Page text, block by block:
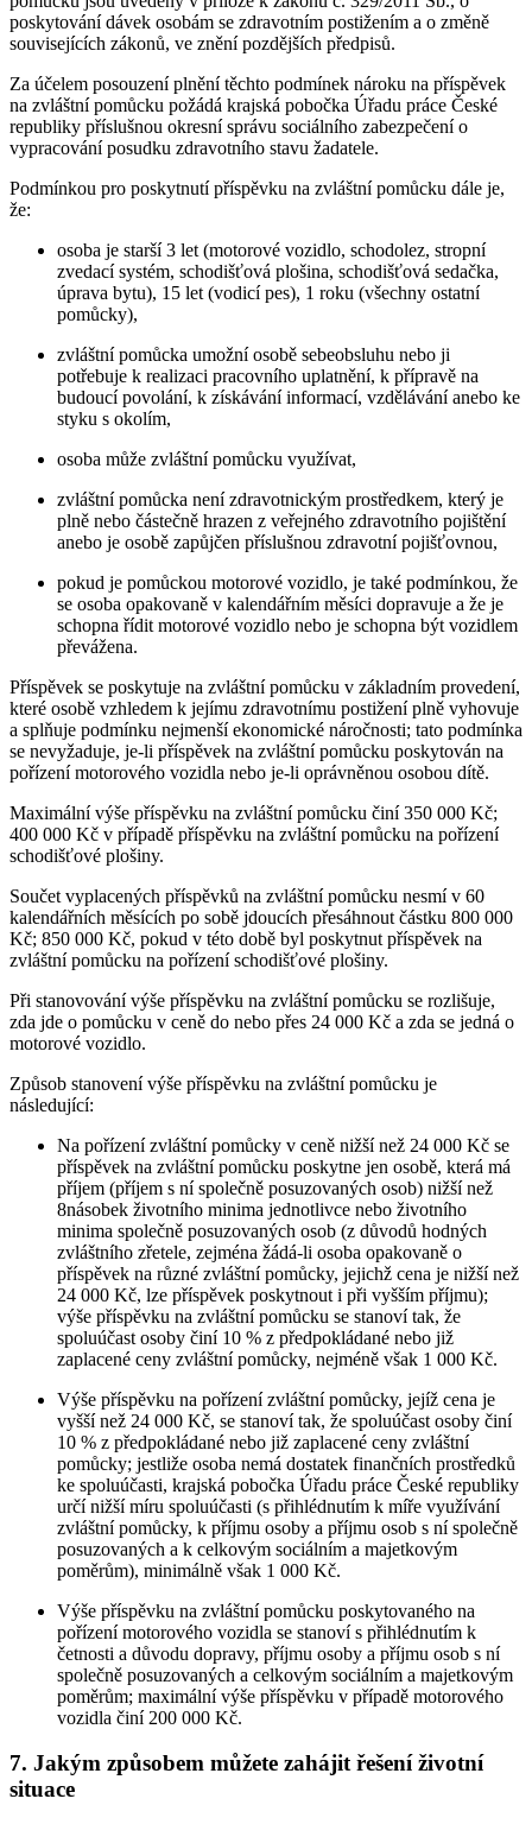
poskytování dávek osobám se zdravotním postižením a o změně
souvisejících zákonů, ve znění pozdějších předpisů.
Za účelem posouzení plnění těchto podmínek nároku na příspěvek
na zvláštní pomůcku požádá krajská pobočka Úřadu práce České
republiky příslušnou okresní správu sociálního zabezpečení o
vypracování posudku zdravotního stavu žadatele.
Podmínkou pro poskytnutí příspěvku na zvláštní pomůcku dále je,
že:
osoba je starší 3 let (motorové vozidlo, schodolez, stropní
zvedací systém, schodišťová plošina, schodišťová sedačka,
úprava bytu), 15 let (vodicí pes), 1 roku (všechny ostatní
pomůcky),
zvláštní pomůcka umožní osobě sebeobsluhu nebo ji
potřebuje k realizaci pracovního uplatnění, k přípravě na
budoucí povolání, k získávání informací, vzdělávání anebo ke
styku s okolím,
osoba může zvláštní pomůcku využívat,
zvláštní pomůcka není zdravotnickým prostředkem, který je
plně nebo částečně hrazen z veřejného zdravotního pojištění
anebo je osobě zapůjčen příslušnou zdravotní pojišťovnou,
pokud je pomůckou motorové vozidlo, je také podmínkou, že
se osoba opakovaně v kalendářním měsíci dopravuje a že je
schopna řídit motorové vozidlo nebo je schopna být vozidlem
převážena.
Příspěvek se poskytuje na zvláštní pomůcku v základním provedení,
které osobě vzhledem k jejímu zdravotnímu postižení plně vyhovuje
a splňuje podmínku nejmenší ekonomické náročnosti; tato podmínka
se nevyžaduje, je-li příspěvek na zvláštní pomůcku poskytován na
pořízení motorového vozidla nebo je-li oprávněnou osobou dítě.
Maximální výše příspěvku na zvláštní pomůcku činí 350 000 Kč;
400 000 Kč v případě příspěvku na zvláštní pomůcku na pořízení
schodišťové plošiny.
Součet vyplacených příspěvků na zvláštní pomůcku nesmí v 60
kalendářních měsících po sobě jdoucích přesáhnout částku 800 000
Kč; 850 000 Kč, pokud v této době byl poskytnut příspěvek na
zvláštní pomůcku na pořízení schodišťové plošiny.
Při stanovování výše příspěvku na zvláštní pomůcku se rozlišuje,
zda jde o pomůcku v ceně do nebo přes 24 000 Kč a zda se jedná o
motorové vozidlo.
Způsob stanovení výše příspěvku na zvláštní pomůcku je
následující:
Na pořízení zvláštní pomůcky v ceně nižší než 24 000 Kč se
příspěvek na zvláštní pomůcku poskytne jen osobě, která má
příjem (příjem s ní společně posuzovaných osob) nižší než
8násobek životního minima jednotlivce nebo životního
minima společně posuzovaných osob (z důvodů hodných
zvláštního zřetele, zejména žádá-li osoba opakovaně o
příspěvek na různé zvláštní pomůcky, jejichž cena je nižší než
24 000 Kč, lze příspěvek poskytnout i při vyšším příjmu);
výše příspěvku na zvláštní pomůcku se stanoví tak, že
spoluúčast osoby činí 10 % z předpokládané nebo již
zaplacené ceny zvláštní pomůcky, nejméně však 1 000 Kč.
Výše příspěvku na pořízení zvláštní pomůcky, jejíž cena je
vyšší než 24 000 Kč, se stanoví tak, že spoluúčast osoby činí
10 % z předpokládané nebo již zaplacené ceny zvláštní
pomůcky; jestliže osoba nemá dostatek finančních prostředků
ke spoluúčasti, krajská pobočka Úřadu práce České republiky
určí nižší míru spoluúčasti (s přihlédnutím k míře využívání
zvláštní pomůcky, k příjmu osoby a příjmu osob s ní společně
posuzovaných a k celkovým sociálním a majetkovým
poměrům), minimálně však 1 000 Kč.
Výše příspěvku na zvláštní pomůcku poskytovaného na
pořízení motorového vozidla se stanoví s přihlédnutím k
četnosti a důvodu dopravy, příjmu osoby a příjmu osob s ní
společně posuzovaných a celkovým sociálním a majetkovým
poměrům; maximální výše příspěvku v případě motorového
vozidla činí 200 000 Kč.
7. Jakým způsobem můžete zahájit řešení životní
situace